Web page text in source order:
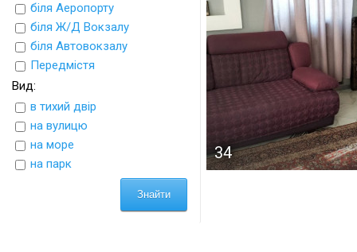
біля Аеропорту
біля Ж/Д Вокзалу
біля Автовокзалу
Передмістя
Вид:
в тихий двір
на вулицю
на море
на парк
34